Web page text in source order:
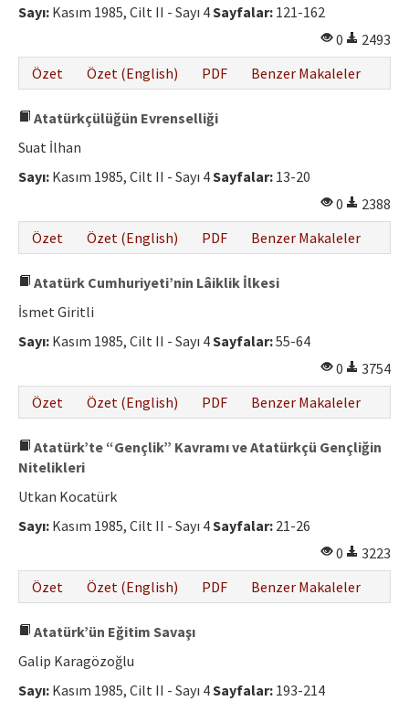
Sayı: Kasım 1985, Cilt II - Sayı 4Sayfalar: 121-162
0
2493
Özet
Özet (English) PDF Benzer Makaleler
Atatürkçülüğün Evrenselliği
Suat İlhan
Sayı: Kasım 1985, Cilt II - Sayı 4Sayfalar: 13-20
0
2388
Özet
Özet (English) PDF Benzer Makaleler
Atatürk Cumhuriyeti’nin Lâiklik İlkesi
İsmet Giritli
Sayı: Kasım 1985, Cilt II - Sayı 4Sayfalar:55-64
0
3754
Özet
Özet (English) PDF Benzer Makaleler
Atatürk’te “Gençlik” Kavramı ve Atatürkçü Gençliğin
Nitelikleri
Utkan Kocatürk
Sayı: Kasım 1985, Cilt II - Sayı 4Sayfalar: 21-26
0
3223
Özet
Özet (English) PDF Benzer Makaleler
Atatürk’ün Eğitim Savaşı
Galip Karagözoğlu
Sayı: Kasım 1985, Cilt II - Sayı 4Sayfalar: 193-214